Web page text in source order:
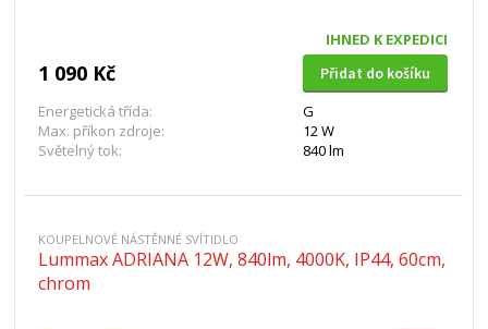
IHNED K EXPEDICI
1 090 Kč
Přidat do košíku
Energetická třída:
G
Max. příkon zdroje:
12 W
Světelný tok:
840 lm
KOUPELNOVÉ NÁSTĚNNÉ SVÍTIDLO
Lummax ADRIANA 12W, 840lm, 4000K, IP44, 60cm,
chrom